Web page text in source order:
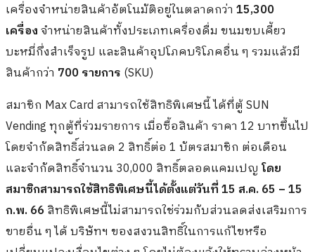
เครื่องจำหน่ายสินค้าอัตโนมัติอยู่ในตลาดกว่า 15,300
เครื่องจำหน่ายสินค้าทั้งประเภทเครื่องดื่ม ขนมขบเคี้ยว
บะหมี่กึ่งสำเร็จรูป และสินค้าอุปโภคบริโภคอื่น ๆ รวมแล้วมี
สินค้ากว่า 700รายการ (SKU)
สมาชิก Max Card สามารถใช้สิทธิพิเศษนี้ ได้ที่ตู้ SUN
Vending ทุกตู้ที่ร่วมรายการ เมื่อซื้อสินค้า ราคา 12 บาทขึ้นไป
โดยจำกัดสิทธิ์ส่วนลด 2 สิทธิ์ต่อ 1 บัตรสมาชิก ต่อเดือน
และจำกัดสิทธิ์จำนวน 30,000 สิทธิ์ตลอดแคมเปญ โดย
สมาชิกสามารถใช้สิทธิพิเศษนี้ได้ตั้งแต่วันที่15 ส.ค. 65 – 15
ก.พ. 66 สิทธิพิเศษนี้ไม่สามารถใช่ร่วมกับส่วนลดส่งเสริมการ
ขายอื่น ๆ ได้ บริษัทฯ ของสงวนสิทธิ์ในการแก้ไขหรือ